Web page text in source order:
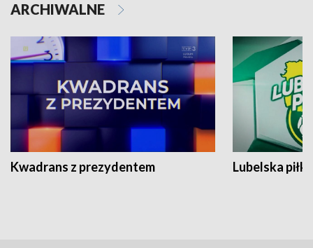
ARCHIWALNE
Kwadrans z prezydentem Lubelska piłka